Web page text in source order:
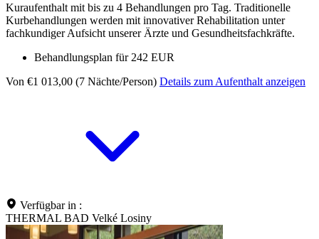
Kuraufenthalt mit bis zu 4 Behandlungen pro Tag. Traditionelle
Kurbehandlungen werden mit innovativer Rehabilitation unter
fachkundiger Aufsicht unserer Ärzte und Gesundheitsfachkräfte.
Behandlungsplan für 242 EUR
Von €1 013,00 (7 Nächte/Person) Details zum Aufenthalt anzeigen
Verfügbar in :
THERMAL BAD Velké Losiny